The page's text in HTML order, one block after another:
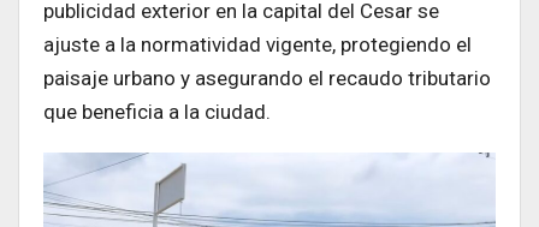
publicidad exterior en la capital del Cesar se
ajuste a la normatividad vigente, protegiendo el
paisaje urbano y asegurando el recaudo tributario
que beneficia a la ciudad.